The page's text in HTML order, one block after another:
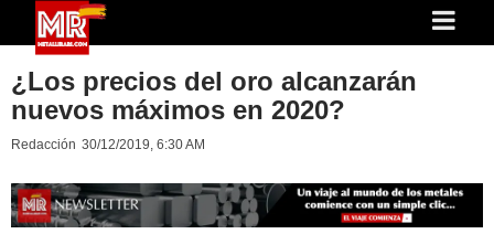
¿Los precios del oro alcanzarán
nuevos máximos en 2020?
Redacción 30/12/2019, 6:30 AM